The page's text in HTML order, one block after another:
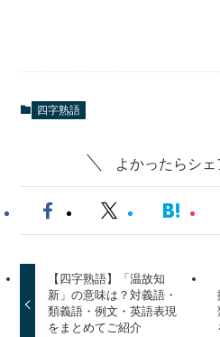
四字熟語
よかったらシェ
【四字熟語】「温故知
新」の意味は？対義語・
類義語・例文・英語表現
をまとめてご紹介